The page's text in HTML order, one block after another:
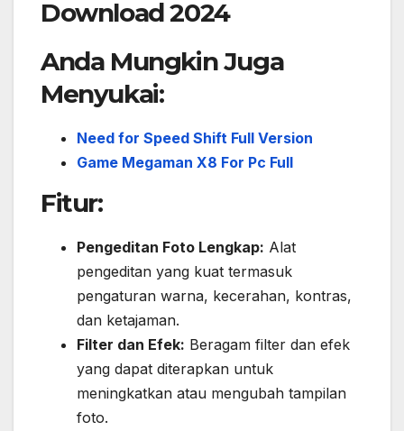
Anda Mungkin Juga
Menyukai:
Need for Speed Shift Full Version
Game Megaman X8 For Pc Full
Fitur:
Pengeditan Foto Lengkap: Alat
pengeditan yang kuat termasuk
pengaturan warna, kecerahan, kontras,
dan ketajaman.
Filter dan Efek: Beragam filter dan efek
yang dapat diterapkan untuk
meningkatkan atau mengubah tampilan
foto.